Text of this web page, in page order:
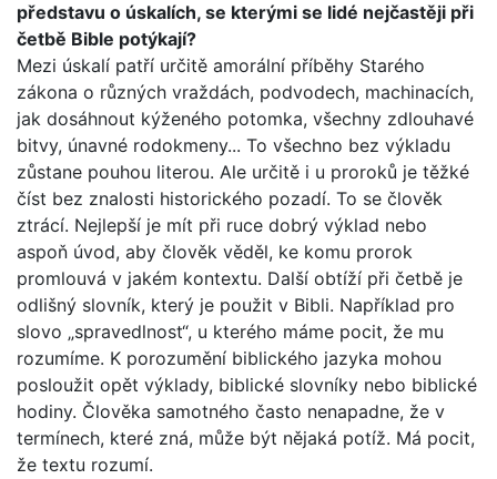
představu o úskalích, se kterými se lidé nejčastěji při
četbě Bible potý­kají?
Mezi úskalí patří určitě amorální příběhy Starého
zákona o různých vraždách, podvodech, machinacích,
jak dosáhnout kýženého potomka, všechny zdlouhavé
bitvy, únavné rodo­kmeny... To všechno bez výkladu
zůstane pouhou literou. Ale určitě i u proroků je těžké
číst bez znalosti historického pozadí. To se člověk
ztrácí. Nejlepší je mít při ruce dobrý výklad nebo
aspoň úvod, aby člověk věděl, ke komu prorok
promlouvá v jakém kontextu. Další obtíží při četbě je
odlišný slovník, který je použit v Bibli. Například pro
slovo „spravedlnost“, u kterého máme pocit, že mu
rozumíme. K porozumění biblického jazyka mohou
posloužit opět výklady, biblické slovníky nebo biblické
hodiny. Člověka samotného často nenapadne, že v
termínech, které zná, může být nějaká potíž. Má pocit,
že textu rozumí.